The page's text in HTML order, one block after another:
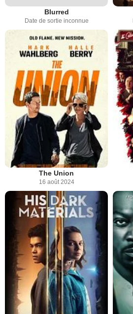
Blurred
Date de sortie inconnue
The Union
16 août 2024